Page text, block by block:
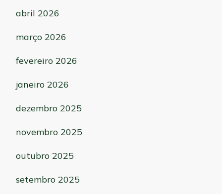
abril 2026
março 2026
fevereiro 2026
janeiro 2026
dezembro 2025
novembro 2025
outubro 2025
setembro 2025